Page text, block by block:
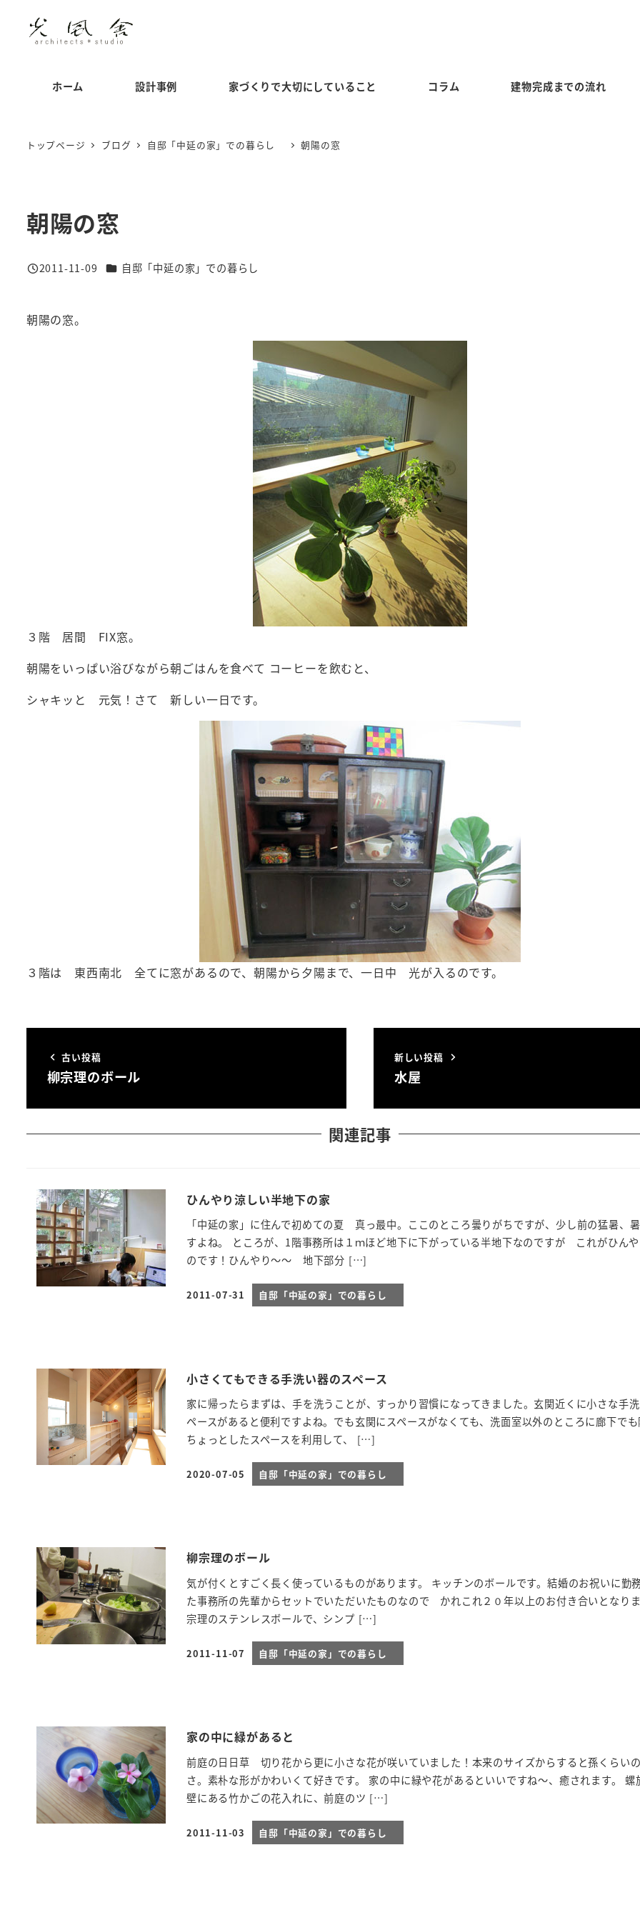
ホーム 設計事例 家づくりで大切にしていること コラム 建物完成までの流れ
トップページ ブログ 自邸「中延の家」での暮らし 朝陽の窓
朝陽の窓
投稿日
2011-11-09 カテゴリー
自邸「中延の家」での暮らし
朝陽の窓。
３階 居間 FIX窓。
朝陽をいっぱい浴びながら朝ごはんを食べて コーヒーを飲むと、
シャキッと 元気！さて 新しい一日です。
３階は 東西南北 全てに窓があるので、朝陽から夕陽まで、一日中 光が入るのです。
古い投稿
柳宗理のボール
新しい投稿
水屋
関連記事
ひんやり涼しい半地下の家
「中延の家」に住んで初めての夏 真っ最中。ここのところ曇りがちですが、少し前の猛暑、
すよね。 ところが、1階事務所は１ｍほど地下に下がっている半地下なのですが これがひん
のです！ひんやり～～ 地下部分 […]
投稿日
2011-07-31 自邸「中延の家」での暮らし
小さくてもできる手洗い器のスペース
家に帰ったらまずは、手を洗うことが、すっかり習慣になってきました。玄関近くに小さな手
ペースがあると便利ですよね。でも玄関にスペースがなくても、洗面室以外のところに廊下で
ちょっとしたスペースを利用して、 […]
投稿日
2020-07-05 自邸「中延の家」での暮らし
柳宗理のボール
気が付くとすごく長く使っているものがあります。 キッチンのボールです。結婚のお祝いに勤
た事務所の先輩からセットでいただいたものなので かれこれ２０年以上のお付き合いとなり
宗理のステンレスボールで、シンプ […]
投稿日
2011-11-07 自邸「中延の家」での暮らし
家の中に緑があると
前庭の日日草 切り花から更に小さな花が咲いていました！本来のサイズからすると孫くらい
さ。素朴な形がかわいくて好きです。 家の中に緑や花があるといいですね～、癒されます。 螺
壁にある竹かごの花入れに、前庭のツ […]
投稿日
2011-11-03 自邸「中延の家」での暮らし